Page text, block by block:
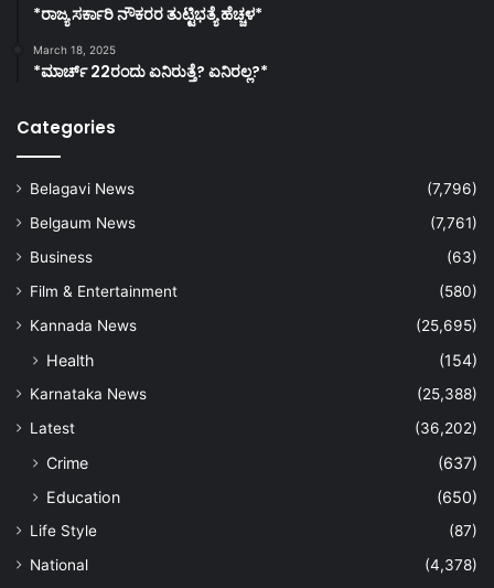
*ರಾಜ್ಯ ಸರ್ಕಾರಿ ನೌಕರರ ತುಟ್ಟಿಭತ್ಯೆ ಹೆಚ್ಚಳ*
March 18, 2025
*ಮಾರ್ಚ್ 22ರಂದು ಏನಿರುತ್ತೆ? ಏನಿರಲ್ಲ?*
Categories
Belagavi News
(7,796)
Belgaum News
(7,761)
Business
(63)
Film & Entertainment
(580)
Kannada News
(25,695)
Health (154)
Karnataka News
(25,388)
Latest
(36,202)
Crime
(637)
Education
(650)
Life Style
(87)
National
(4,378)